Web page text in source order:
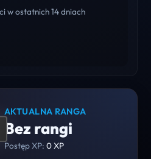
w ostatnich 14 dniach
AKTUALNA RANGA
Bez rangi
Postęp XP: 0 XP